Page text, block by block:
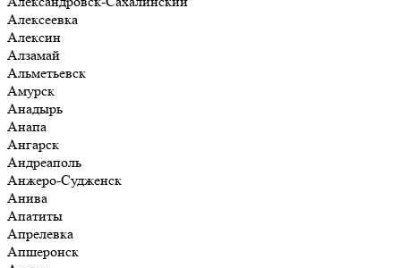
Алексеевка
Алексин
Алзамай
Альметьевск
Амурск
Анадырь
Анапа
Ангарск
Андреаполь
Анжеро-Судженск
Анива
Апатиты
Апрелевка
Апшеронск